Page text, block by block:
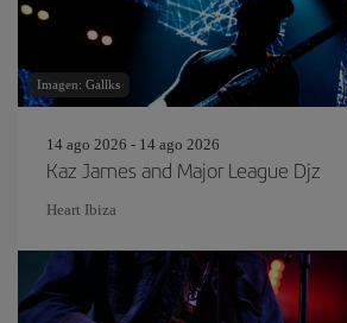
Imagen: Gallks
14 ago 2026 - 14 ago 2026
Kaz James and Major League Djz
Heart Ibiza